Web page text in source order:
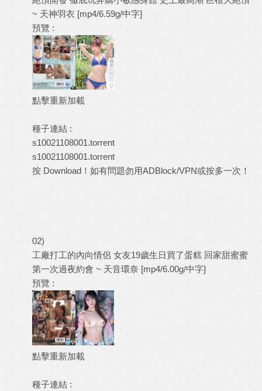
~ 天神羽衣 [mp4/6.59g/中字]
預覽 :
點擊重新加載
種子連結 :
s10021108001.torrent
s10021108001.torrent
按 Download！如有問題勿用ADBlock/VPN或按多一次！
02)
工廠打工的內向情侶 女友19歲生日買了蛋糕 回家甜蜜蜜
第一次過夜約會 ~ 天音環奈 [mp4/6.00g/中字]
預覽 :
點擊重新加載
種子連結 :